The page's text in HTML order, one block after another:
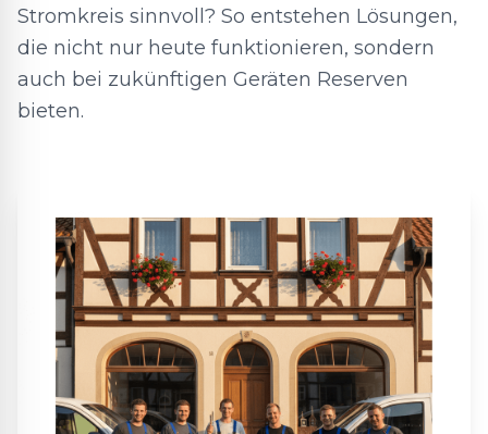
Stromkreis sinnvoll? So entstehen Lösungen,
die nicht nur heute funktionieren, sondern
auch bei zukünftigen Geräten Reserven
bieten.